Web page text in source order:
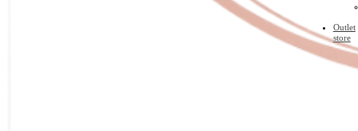
Outlet
store